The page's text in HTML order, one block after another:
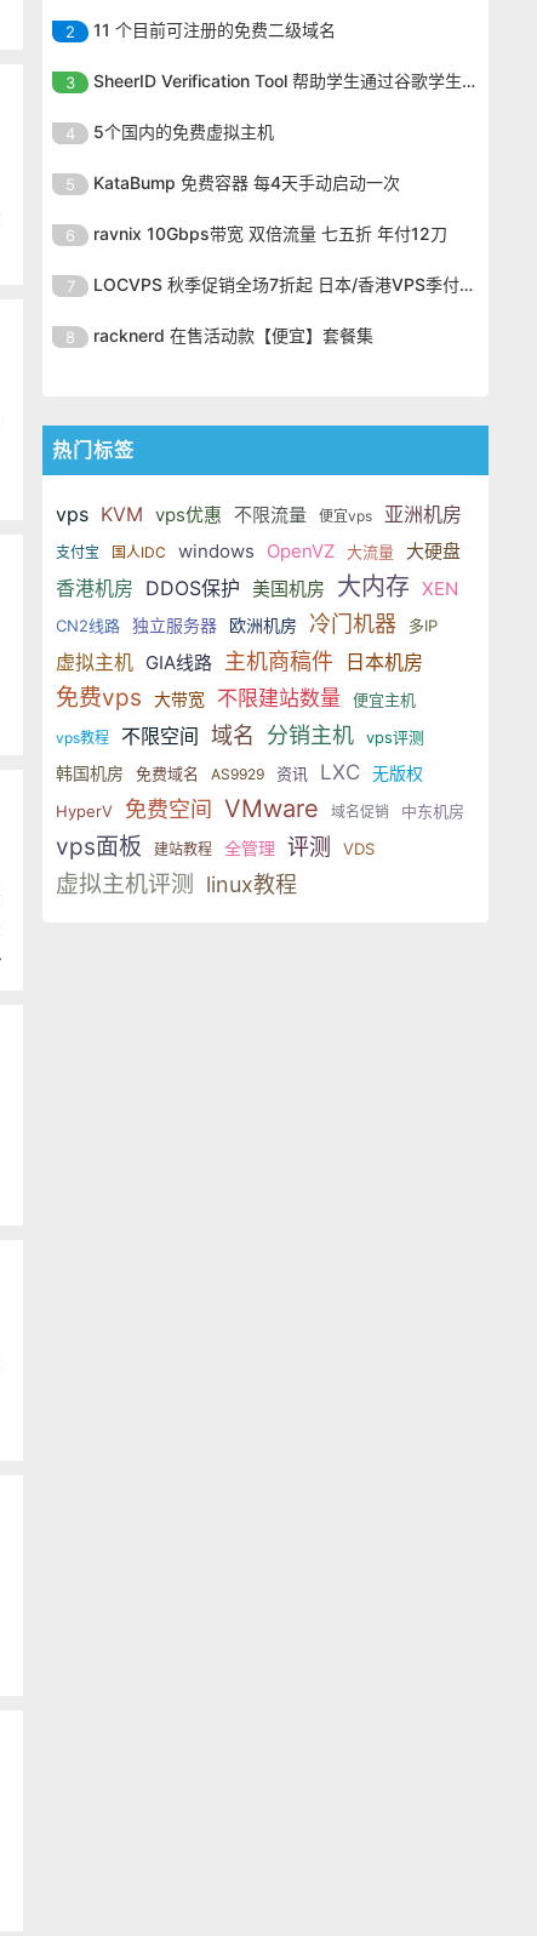
方便，但是我们建站一般都是考虑
linux 的，windows 太贵了。 苏苏
今天就跟大家分享一下 linux vps 用
2 11 个目前可注册的免费二级域名
一般来说，linux 不像 windows ，
寻找某个文件或者检查某个文件修
改时间的时候，远远没有 windows
linux 的，windows 太贵了。 苏苏
find 来查找文件。
3 SheerID Verification Tool 帮助学生通过谷歌学生计划免费获得 Gemini Advanced
一般来说，linux 不像 windows ，
寻找某个文件或者检查某个文件修
改时间的时候，远远没有 windows
linux 的，windows 太贵了。 苏苏
find 来查找文件。
4 5个国内的免费虚拟主机
一般来说，linux 不像 windows ，
寻找某个文件或者检查某个文件修
改时间的时候，远远没有 windows
linux 的，windows 太贵了。 苏苏
find 来查找文件。
5 KataBump 免费容器 每4天手动启动一次
一般来说，linux 不像 windows ，
寻找某个文件或者检查某个文件修
改时间的时候，远远没有 windows
linux 的，windows 太贵了。 苏苏
6 ravnix 10Gbps带宽 双倍流量 七五折 年付12刀
一般来说，linux 不像 windows ，
寻找某个文件或者检查某个文件修
改时间的时候，远远没有 windows
今天就跟大家分享一下 linux vps 用
7 LOCVPS 秋季促销全场7折起 日本/香港VPS季付63元
一般来说，linux 不像 windows ，
寻找某个文件或者检查某个文件修
今天就跟大家分享一下 linux vps 用
find 来查找文件。
8 racknerd 在售活动款【便宜】套餐集
改时间的时候，远远没有 windows
今天就跟大家分享一下 linux vps 用
find 来查找文件。
热门标签
vps KVM vps优惠 不限流量 便宜vps 亚洲机房
支付宝 国人IDC windows OpenVZ 大流量 大硬盘
香港机房 DDOS保护 美国机房 大内存 XEN
CN2线路 独立服务器 欧洲机房 冷门机器 多IP
虚拟主机 GIA线路 主机商稿件 日本机房
免费vps 大带宽 不限建站数量 便宜主机
vps教程 不限空间 域名 分销主机 vps评测
韩国机房 免费域名 AS9929 资讯 LXC 无版权
HyperV 免费空间 VMware 域名促销 中东机房
vps面板 建站教程 全管理 评测 VDS
虚拟主机评测 linux教程